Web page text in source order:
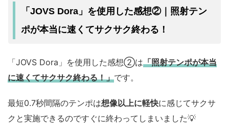
「JOVS Dora」を使用した感想②｜照射テン
ポが本当に速くてサクサク終わる！
「JOVS Dora」を使用した感想②は「照射テンポが本当
に速くてサクサク終わる！」です。
最短0.7秒間隔のテンポは想像以上に軽快に感じてサクサ
クと実施できるのですぐに終わってしまいました💡